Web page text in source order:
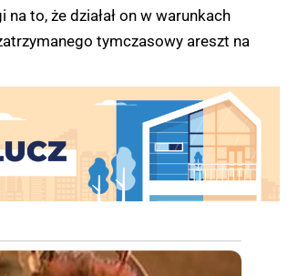
to, że działał on w warunkach
tymczasowy areszt na